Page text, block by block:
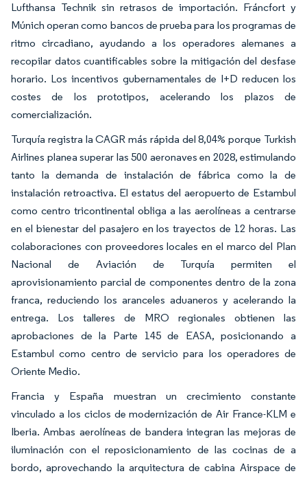
Lufthansa Technik sin retrasos de importación. Fráncfort y
Múnich operan como bancos de prueba para los programas de
ritmo circadiano, ayudando a los operadores alemanes a
recopilar datos cuantificables sobre la mitigación del desfase
horario. Los incentivos gubernamentales de I+D reducen los
costes de los prototipos, acelerando los plazos de
comercialización.
Turquía registra la CAGR más rápida del 8,04% porque Turkish
Airlines planea superar las 500 aeronaves en 2028, estimulando
tanto la demanda de instalación de fábrica como la de
instalación retroactiva. El estatus del aeropuerto de Estambul
como centro tricontinental obliga a las aerolíneas a centrarse
en el bienestar del pasajero en los trayectos de 12 horas. Las
colaboraciones con proveedores locales en el marco del Plan
Nacional de Aviación de Turquía permiten el
aprovisionamiento parcial de componentes dentro de la zona
franca, reduciendo los aranceles aduaneros y acelerando la
entrega. Los talleres de MRO regionales obtienen las
aprobaciones de la Parte 145 de EASA, posicionando a
Estambul como centro de servicio para los operadores de
Oriente Medio.
Francia y España muestran un crecimiento constante
vinculado a los ciclos de modernización de Air France-KLM e
Iberia. Ambas aerolíneas de bandera integran las mejoras de
iluminación con el reposicionamiento de las cocinas de a
bordo, aprovechando la arquitectura de cabina Airspace de